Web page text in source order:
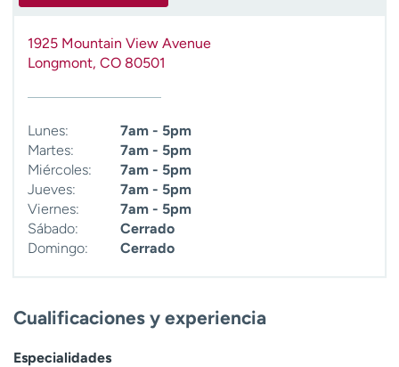
1925 Mountain View Avenue
Longmont, CO 80501
Lunes:
7am - 5pm
Martes:
7am - 5pm
Miércoles:
7am - 5pm
Jueves:
7am - 5pm
Viernes:
7am - 5pm
Sábado:
Cerrado
Domingo:
Cerrado
Cualificaciones y experiencia
Especialidades